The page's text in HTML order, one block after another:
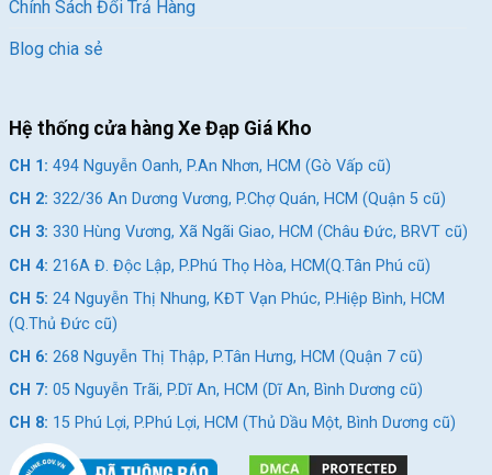
Chính Sách Đổi Trả Hàng
Blog chia sẻ
Hệ thống cửa hàng Xe Đạp Giá Kho
CH 1: 494 Nguyễn Oanh, P.An Nhơn, HCM (Gò Vấp cũ)
CH 2: 322/36 An Dương Vương, P.Chợ Quán, HCM (Quận 5 cũ)
CH 3: 330 Hùng Vương, Xã Ngãi Giao, HCM (Châu Đức, BRVT cũ)
CH 4: 216A Đ. Độc Lập, P.Phú Thọ Hòa, HCM(Q.Tân Phú cũ)
CH 5: 24 Nguyễn Thị Nhung, KĐT Vạn Phúc, P.Hiệp Bình, HCM
(Q.Thủ Đức cũ)
CH 6: 268 Nguyễn Thị Thập, P.Tân Hưng, HCM (Quận 7 cũ)
CH 7: 05 Nguyễn Trãi, P.Dĩ An, HCM (Dĩ An, Bình Dương cũ)
CH 8: 15 Phú Lợi, P.Phú Lợi, HCM (Thủ Dầu Một, Bình Dương cũ)